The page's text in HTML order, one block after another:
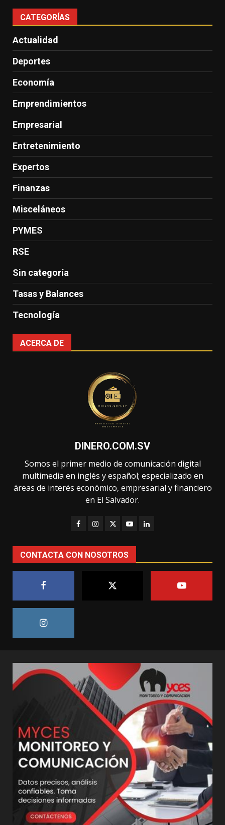
CATEGORÍAS
Actualidad
Deportes
Economía
Emprendimientos
Empresarial
Entretenimiento
Expertos
Finanzas
Misceláneos
PYMES
RSE
Sin categoría
Tasas y Balances
Tecnología
ACERCA DE
DINERO.COM.SV
Somos el primer medio de comunicación digital
multimedia en inglés y español; especializado en
áreas de interés económico, empresarial y financiero
en El Salvador.
CONTACTA CON NOSOTROS